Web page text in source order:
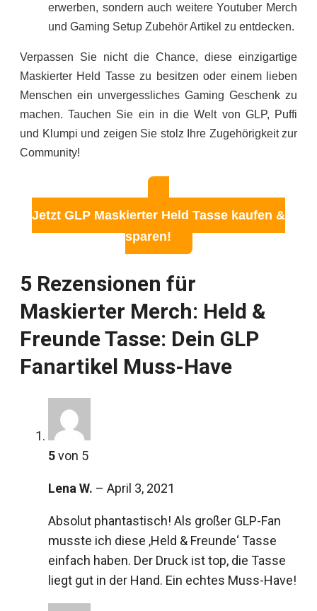
erwerben, sondern auch weitere Youtuber Merch
und Gaming Setup Zubehör Artikel zu entdecken.
Verpassen Sie nicht die Chance, diese einzigartige
Maskierter Held Tasse zu besitzen oder einem lieben
Menschen ein unvergessliches Gaming Geschenk zu
machen. Tauchen Sie ein in die Welt von GLP, Puffi
und Klumpi und zeigen Sie stolz Ihre Zugehörigkeit zur
Community!
Jetzt GLP Maskierter Held Tasse kaufen &
sparen!
5 Rezensionen für
Maskierter Merch: Held &
Freunde Tasse: Dein GLP
Fanartikel Muss-Have
5von 5
Lena W. – April 3, 2021
Absolut phantastisch! Als großer GLP-Fan
musste ich diese ‚Held & Freunde‘ Tasse
einfach haben. Der Druck ist top, die Tasse
liegt gut in der Hand. Ein echtes Muss-Have!